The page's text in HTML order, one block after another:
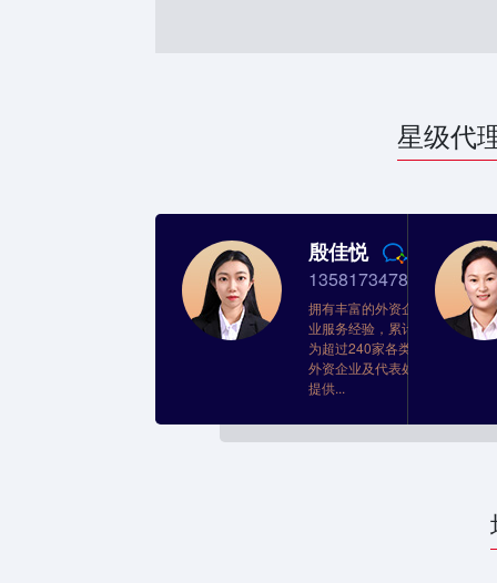
星级代
殷佳悦
13581734780
拥有丰富的外资企
业服务经验，累计
为超过240家各类
外资企业及代表处
提供...